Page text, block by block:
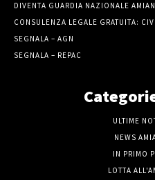
DIVENTA GUARDIA NAZIONALE
CONSULENZA LEGALE GRATUITA:
SEGNALA – AGN
SEGNALA – REPAC
ULTIME
NEWS
IN PRIMO
LOTTA